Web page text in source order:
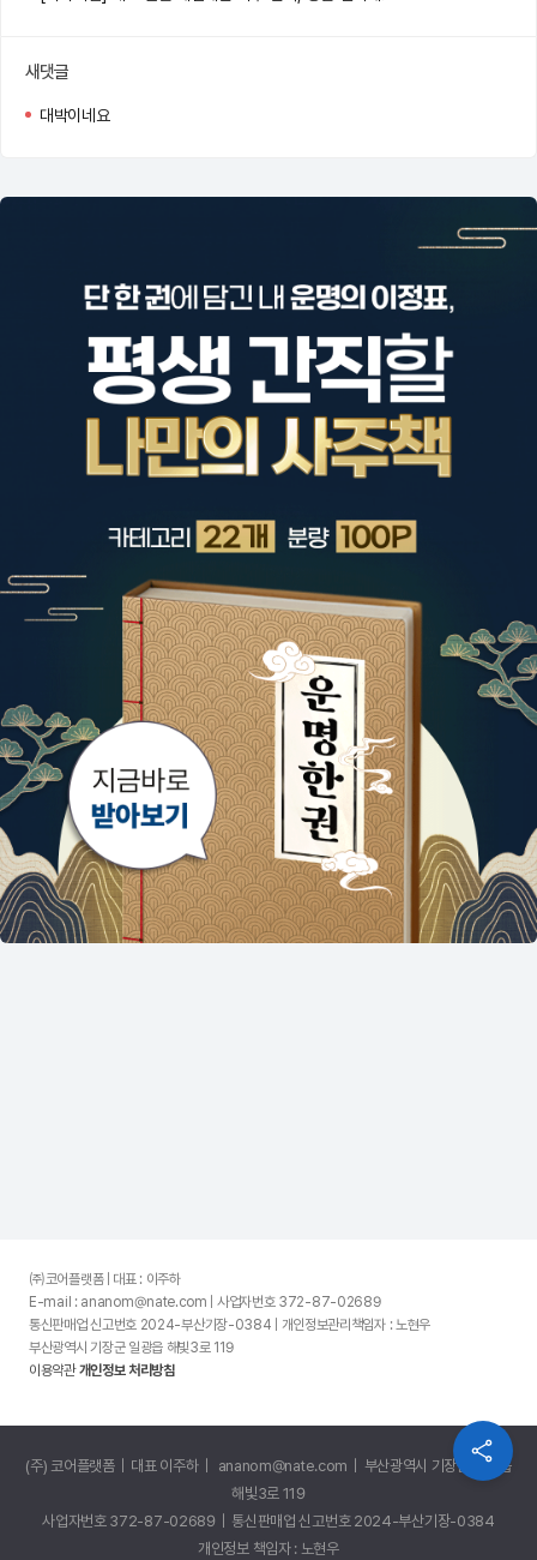
새댓글
대박이네요
㈜코어플랫폼 | 대표 : 이주하
E-mail : ananom@nate.com | 사업자번호 372-87-02689
통신판매업 신고번호 2024-부산기장-0384 | 개인정보관리책임자 : 노현우
부산광역시 기장군 일광읍 해빛3로 119
이용약관 개인정보 처리방침
(주) 코어플랫폼 | 대표 이주하 | ananom@nate.com | 부산광역시 기장군 일광읍
해빛3로 119
사업자번호 372-87-02689 | 통신판매업 신고번호 2024-부산기장-0384
개인정보 책임자 : 노현우